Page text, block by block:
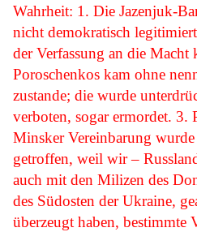
Wahrheit: 1. Die Jazenjuk-
nicht demokratisch
der Verfassung an die Macht
Poroschenkos kam ohne
zustande; die wurde
verboten, sogar ermordet.
Minsker Vereinbarung
getroffen, weil wir –
auch mit den Milizen des
des Südosten der Ukraine,
überzeugt haben, bestimmte